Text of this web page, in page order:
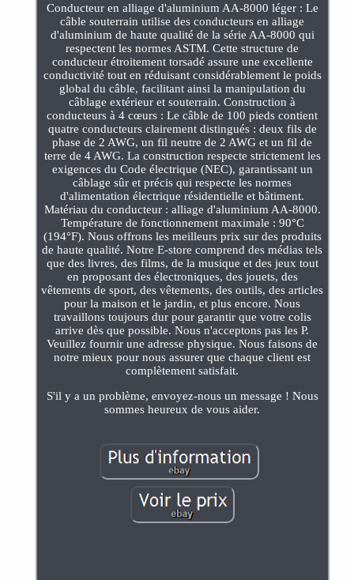
Conducteur en alliage d'aluminium AA-8000 léger : Le
câble souterrain utilise des conducteurs en alliage
d'aluminium de haute qualité de la série AA-8000 qui
respectent les normes ASTM. Cette structure de
conducteur étroitement torsadé assure une excellente
conductivité tout en réduisant considérablement le poids
global du câble, facilitant ainsi la manipulation du
câblage extérieur et souterrain. Construction à
conducteurs à 4 cœurs : Le câble de 100 pieds contient
quatre conducteurs clairement distingués : deux fils de
phase de 2 AWG, un fil neutre de 2 AWG et un fil de
terre de 4 AWG. La construction respecte strictement les
exigences du Code électrique (NEC), garantissant un
câblage sûr et précis qui respecte les normes
d'alimentation électrique résidentielle et bâtiment.
Matériau du conducteur : alliage d'aluminium AA-8000.
Température de fonctionnement maximale : 90°C
(194°F). Nous offrons les meilleurs prix sur des produits
de haute qualité. Notre E-store comprend des médias tels
que des livres, des films, de la musique et des jeux tout
en proposant des électroniques, des jouets, des
vêtements de sport, des vêtements, des outils, des articles
pour la maison et le jardin, et plus encore. Nous
travaillons toujours dur pour garantir que votre colis
arrive dès que possible. Nous n'acceptons pas les P.
Veuillez fournir une adresse physique. Nous faisons de
notre mieux pour nous assurer que chaque client est
complètement satisfait.
S'il y a un problème, envoyez-nous un message ! Nous
sommes heureux de vous aider.